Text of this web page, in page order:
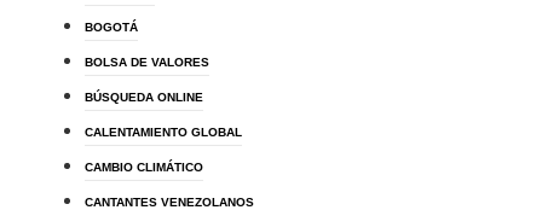
BOGOTÁ
BOLSA DE VALORES
BÚSQUEDA ONLINE
CALENTAMIENTO GLOBAL
CAMBIO CLIMÁTICO
CANTANTES VENEZOLANOS